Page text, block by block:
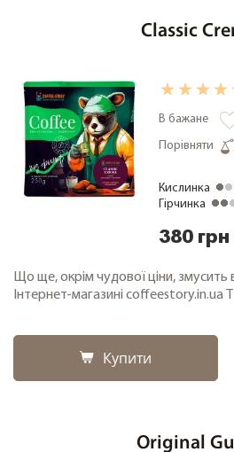
Classic
В бажане
Порівняти
Кислинка
Гірчинка
380 грн
Що ще, окрім чудової ціни, змусить
Інтернет-магазині coffeestory.in.ua
Купити
Original